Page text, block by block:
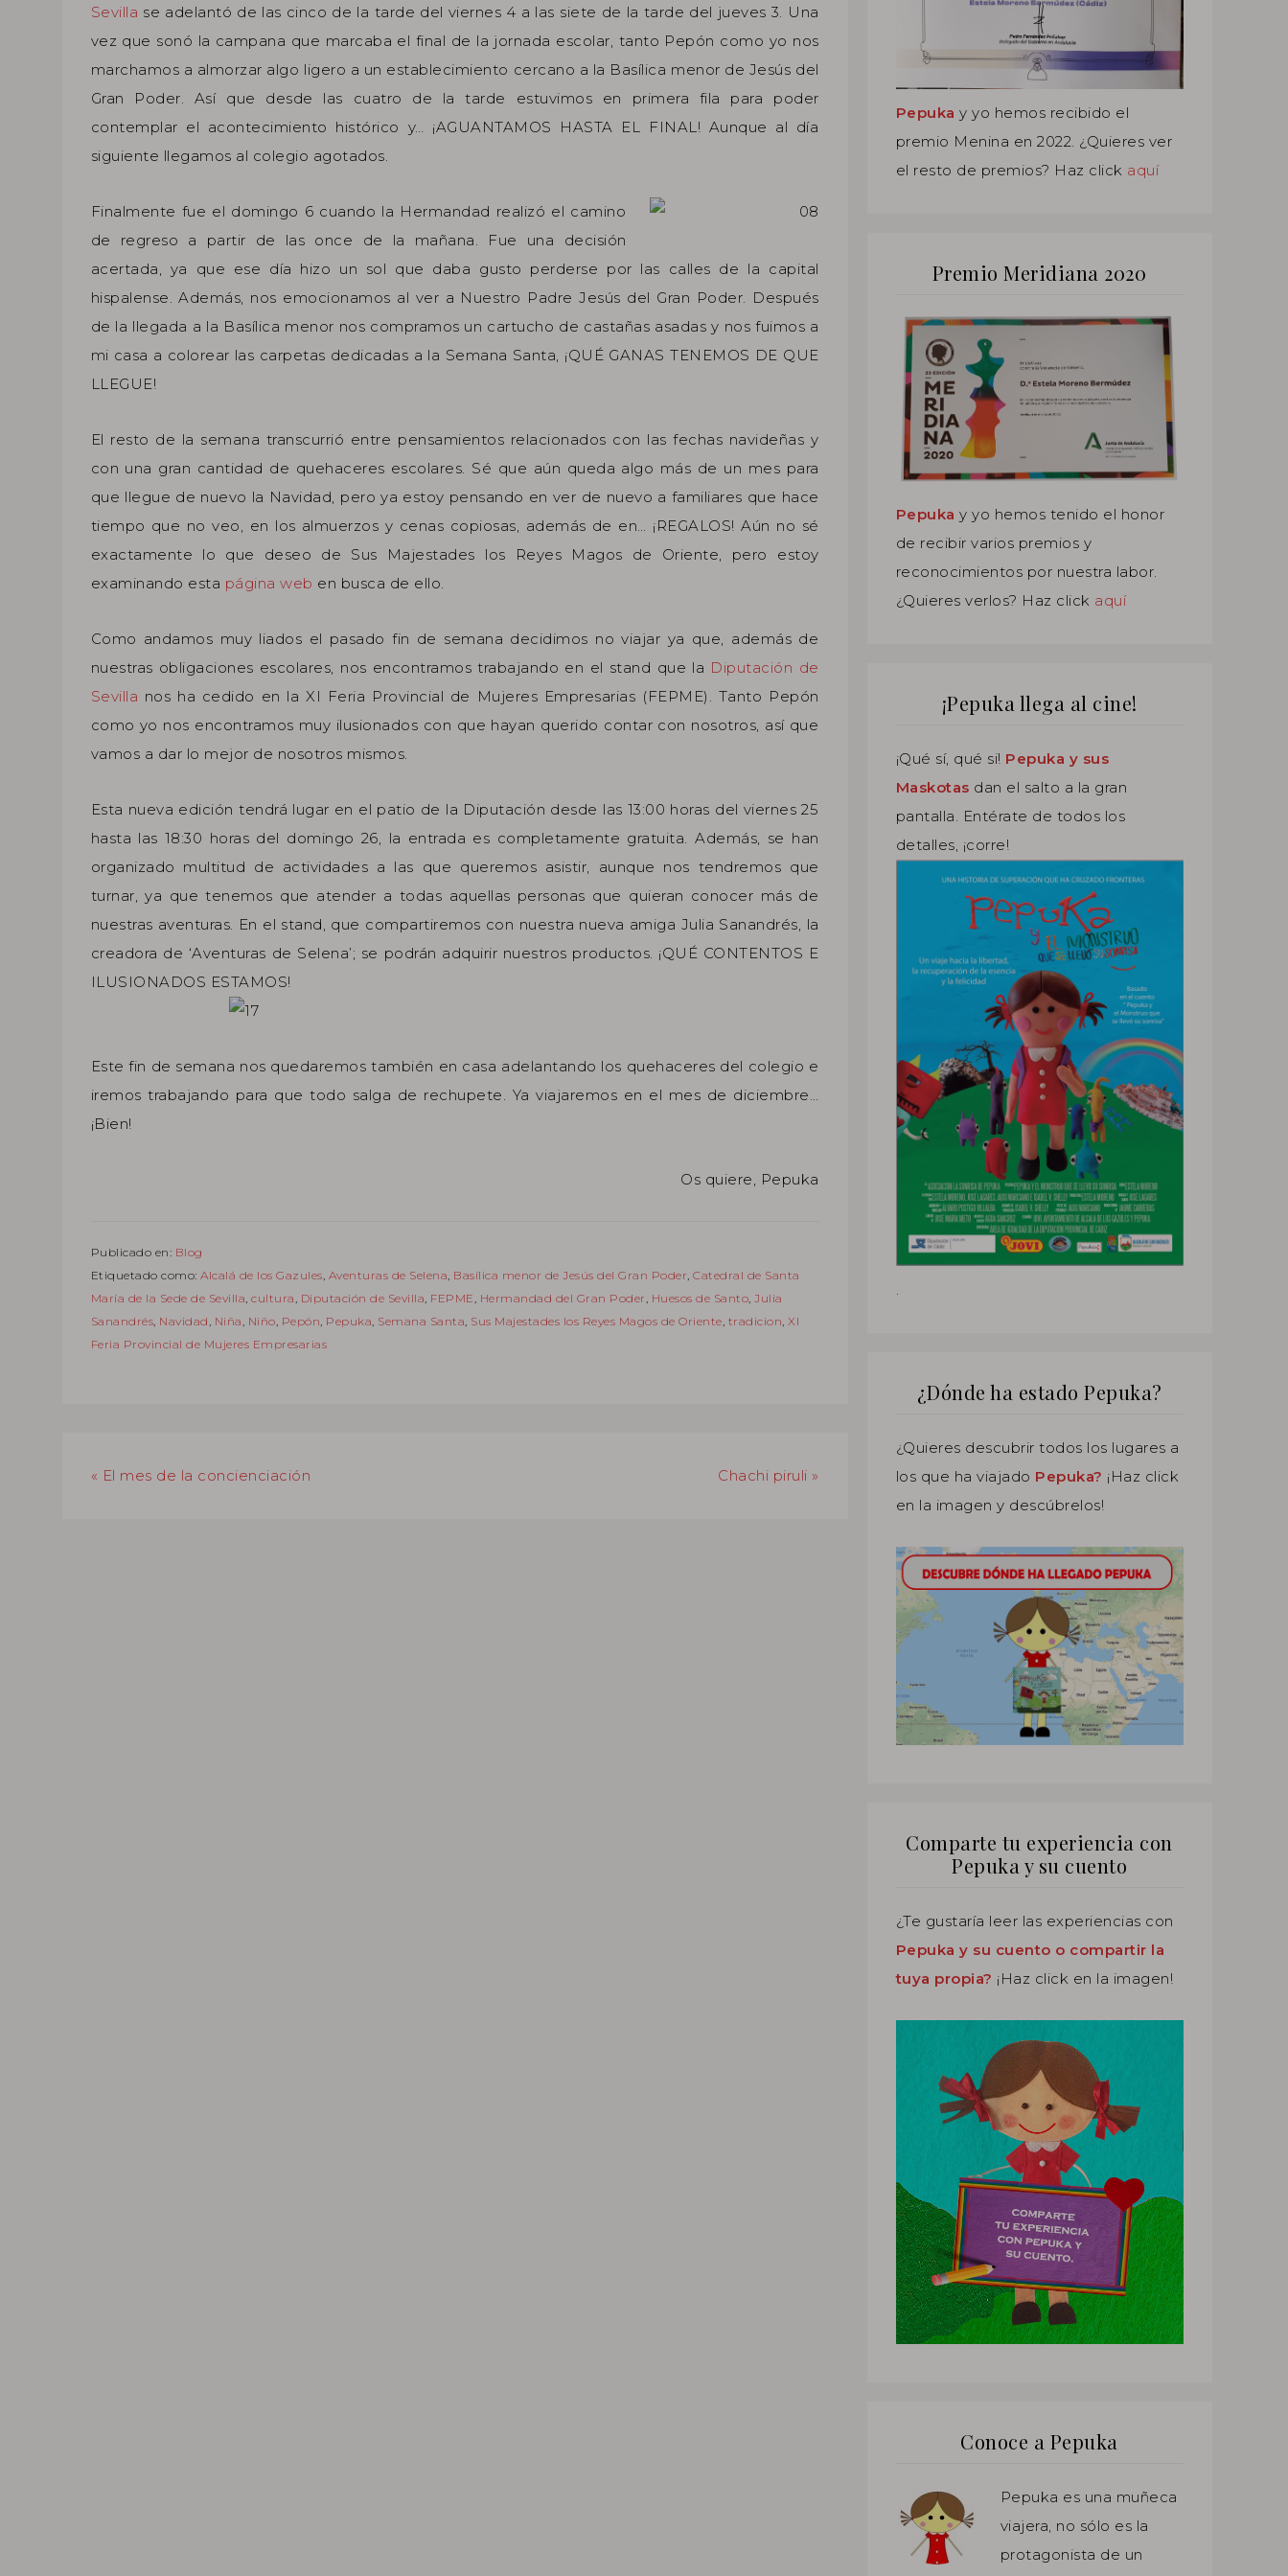
Sevilla se adelantó de las cinco de la tarde del viernes 4 a las siete de la tarde del jueves 3. Una
vez que sonó la campana que marcaba el final de la jornada escolar, tanto Pepón como yo nos
marchamos a almorzar algo ligero a un establecimiento cercano a la Basílica menor de Jesús del
Gran Poder. Así que desde las cuatro de la tarde estuvimos en primera fila para poder
contemplar el acontecimiento histórico y… ¡AGUANTAMOS HASTA EL FINAL! Aunque al día
siguiente llegamos al colegio agotados.
Finalmente fue el domingo 6 cuando la Hermandad realizó el camino
de regreso a partir de las once de la mañana. Fue una decisión
acertada, ya que ese día hizo un sol que daba gusto perderse por las calles de la capital
hispalense. Además, nos emocionamos al ver a Nuestro Padre Jesús del Gran Poder. Después
de la llegada a la Basílica menor nos compramos un cartucho de castañas asadas y nos fuimos a
mi casa a colorear las carpetas dedicadas a la Semana Santa, ¡QUÉ GANAS TENEMOS DE QUE
LLEGUE!
El resto de la semana transcurrió entre pensamientos relacionados con las fechas navideñas y
con una gran cantidad de quehaceres escolares. Sé que aún queda algo más de un mes para
que llegue de nuevo la Navidad, pero ya estoy pensando en ver de nuevo a familiares que hace
tiempo que no veo, en los almuerzos y cenas copiosas, además de en… ¡REGALOS! Aún no sé
exactamente lo que deseo de Sus Majestades los Reyes Magos de Oriente, pero estoy
examinando esta página web en busca de ello.
Como andamos muy liados el pasado fin de semana decidimos no viajar ya que, además de
nuestras obligaciones escolares, nos encontramos trabajando en el stand que la Diputación de
Sevilla nos ha cedido en la XI Feria Provincial de Mujeres Empresarias (FEPME). Tanto Pepón
como yo nos encontramos muy ilusionados con que hayan querido contar con nosotros, así que
vamos a dar lo mejor de nosotros mismos.
Esta nueva edición tendrá lugar en el patio de la Diputación desde las 13:00 horas del viernes 25
hasta las 18:30 horas del domingo 26, la entrada es completamente gratuita. Además, se han
organizado multitud de actividades a las que queremos asistir, aunque nos tendremos que
turnar, ya que tenemos que atender a todas aquellas personas que quieran conocer más de
nuestras aventuras. En el stand, que compartiremos con nuestra nueva amiga Julia Sanandrés, la
creadora de ‘Aventuras de Selena’; se podrán adquirir nuestros productos. ¡QUÉ CONTENTOS E
ILUSIONADOS ESTAMOS!
Este fin de semana nos quedaremos también en casa adelantando los quehaceres del colegio e
iremos trabajando para que todo salga de rechupete. Ya viajaremos en el mes de diciembre…
¡Bien!
Os quiere, Pepuka
Publicado en: Blog
Etiquetado como: Alcalá de los Gazules, Aventuras de Selena, Basílica menor de Jesús del Gran Poder, Catedral de Santa
María de la Sede de Sevilla, cultura, Diputación de Sevilla, FEPME, Hermandad del Gran Poder, Huesos de Santo, Julia
Sanandrés, Navidad, Niña, Niño, Pepón, Pepuka, Semana Santa, Sus Majestades los Reyes Magos de Oriente, tradicion, XI
Feria Provincial de Mujeres Empresarias
« El mes de la concienciación Chachi piruli »
Pepuka y yo hemos recibido el
premio Menina en 2022. ¿Quieres ver
el resto de premios? Haz click aquí
Premio Meridiana 2020
Pepuka y yo hemos tenido el honor
de recibir varios premios y
reconocimientos por nuestra labor.
¿Quieres verlos? Haz click aquí
¡Pepuka llega al cine!
¡Qué sí, qué si! Pepuka y sus
Maskotas dan el salto a la gran
pantalla. Entérate de todos los
detalles, ¡corre!
.
¿Dónde ha estado Pepuka?
¿Quieres descubrir todos los lugares a
los que ha viajado Pepuka? ¡Haz click
en la imagen y descúbrelos!
Comparte tu experiencia con
Pepuka y su cuento
¿Te gustaría leer las experiencias con
Pepuka y su cuento o compartir la
tuya propia? ¡Haz click en la imagen!
Conoce a Pepuka
Pepuka es una muñeca
viajera, no sólo es la
protagonista de un